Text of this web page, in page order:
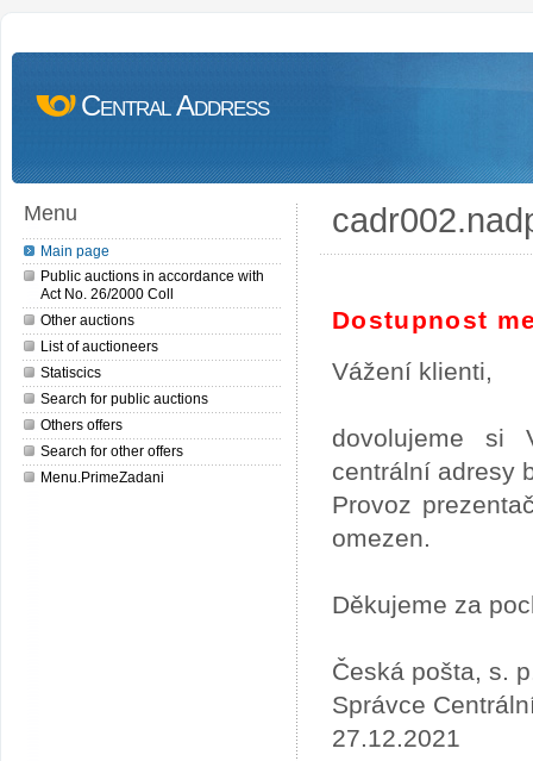
Central Address
Menu
Main page
Public auctions in accordance with
Act No. 26/2000 Coll
Other auctions
List of auctioneers
Statiscics
Search for public auctions
Others offers
Search for other offers
Menu.PrimeZadani
Dostupnost
Vážení klienti,
dovolujeme si
centrální adresy
Provoz
omezen.
Děkujeme za
Česká pošta, s.
Správce
27.12.2021